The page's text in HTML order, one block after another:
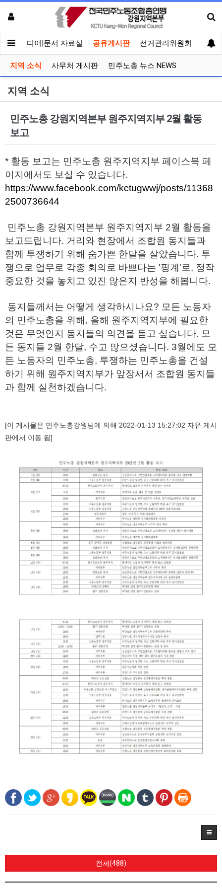
견 미디어|문서 자료실 공유게시판 선거관리위원회
지역 소식 사무처 게시판 민주노총 뉴스 NEWS
지역 소식
민주노총 강원지역본부 원주지역지부 2월 활동
보고
* 활동 보고는 민주노총 원주지역지부 페이스북 페
이지에서도 보실 수 있습니다.
https://www.facebook.com/kctugwwj/posts/11368
2500736644
민주노총 강원지역본부 원주지역지부 2월 활동을
보고드립니다. 거리와 현장에서 조합원 동지들과
함께 투쟁하기 위해 숨가쁜 한달을 살았습니다. 투
쟁으로 업무로 각종 회의로 바쁘다는 '핑계'로, 정작
중요한 것을 놓치고 있진 않은지 반성을 해봅니다.
동지들께서는 어떻게 생각하시나요? 모든 노동자
의 민주노총을 위해, 올해 원주지역지부에 필요한
것은 무엇인지 동지들의 의견을 듣고 싶습니다. 모
든 동지들 2월 한달, 수고 많으셨습니다. 3월에도 모
든 노동자의 민주노총, 투쟁하는 민주노총을 건설
하기 위해 원주지역지부가 앞장서서 조합원 동지들
과 함께 실천하겠습니다.
[이 게시물은 민주노총강원님에 의해 2022-01-13 15:27:02 자유 게시
판에서 이동 됨]
전체(488)